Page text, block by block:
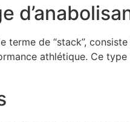
terme de “stack”,
athlétique. Ce